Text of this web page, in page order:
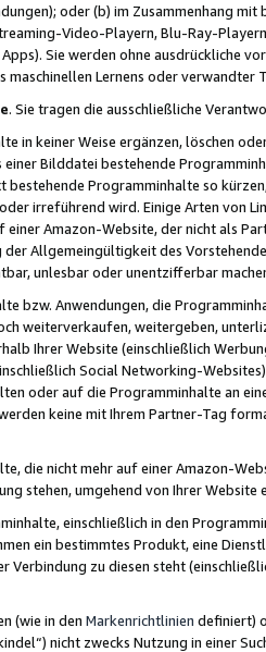
oder (b) im Zusammenhang
Video-Playern, Blu-Ray-
Sie werden ohne ausdrückliche
maschinellen Lernens oder
. Sie tragen die ausschließliche
in keiner Weise ergänzen, löschen
Bilddatei bestehende
bestehende Programminhalte so
irreführend wird. Einige Arten von
Amazon-Website, der nicht als
der Allgemeingültigkeit des
unlesbar oder unentzifferbar
bzw. Anwendungen, die
weiterverkaufen, weitergeben,
Ihrer Website (einschließlich
Social Networking-
oder auf die Programminhalte an
keine mit Ihrem Partner-Tag
die nicht mehr auf einer Amazon-
stehen, umgehend von Ihrer
einschließlich in den
ein bestimmtes Produkt, eine
Verbindung zu diesen steht
(wie in den Markenrichtlinien definiert)
nicht zwecks Nutzung in einer